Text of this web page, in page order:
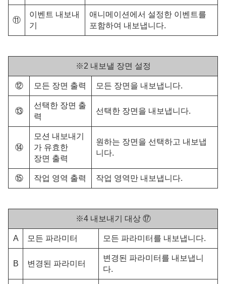
⑪
이벤트 내보내
기
애니메이션에서 설정한 이벤트를
포함하여 내보냅니다.
※2 내보낼 장면 설정
⑫ 모든 장면 출력 모든 장면을 내보냅니다.
⑬
선택한 장면 출
력
선택한 장면을 내보냅니다.
⑭
모션 내보내기
가 유효한
장면 출력
원하는 장면을 선택하고 내보냅
니다.
⑮ 작업 영역 출력 작업 영역만 내보냅니다.
※4 내보내기 대상 ⑰
A 모든 파라미터 모든 파라미터를 내보냅니다.
B 변경된 파라미터
변경된 파라미터를 내보냅니
다.